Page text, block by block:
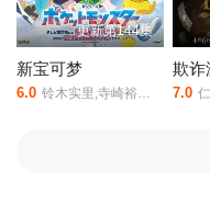
，LV999的村民是由葛西良
崎信长,石见舞菜香,古贺葵
映。相关赞助院线：策驰影
抖音短剧视频等40集全集完
更新第144集
新宝可梦
6.0 铃木实里,寺崎裕香,八代拓,大谷育江,佐仓绫音,三宅健太
欺诈
7.0 仁见